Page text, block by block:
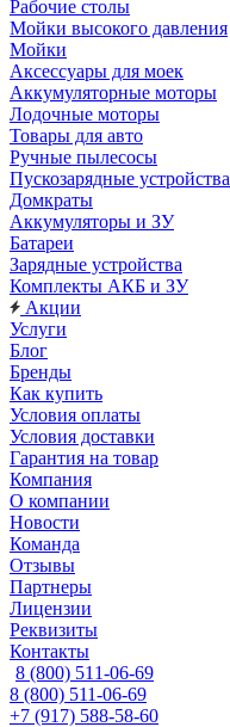
Рабочие столы
Мойки высокого давления
Мойки
Аксессуары для моек
Аккумуляторные моторы
Лодочные моторы
Товары для авто
Ручные пылесосы
Пускозарядные устройства
Домкраты
Аккумуляторы и ЗУ
Батареи
Зарядные устройства
Комплекты АКБ и ЗУ
Акции
Услуги
Блог
Бренды
Как купить
Условия оплаты
Условия доставки
Гарантия на товар
Компания
О компании
Новости
Команда
Отзывы
Партнеры
Лицензии
Реквизиты
Контакты
8 (800) 511-06-69
8 (800) 511-06-69
+7 (917) 588-58-60